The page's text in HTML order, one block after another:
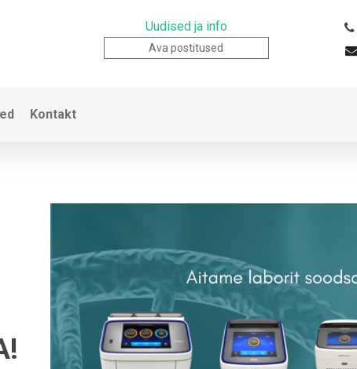
Uudised ja info
Ava postitused
Kontakt